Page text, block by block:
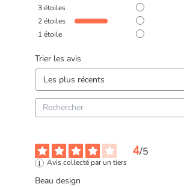
3étoiles
2étoiles
1étoile
Trier les avis
4/5
Avis collecté par un tiers
Beau design